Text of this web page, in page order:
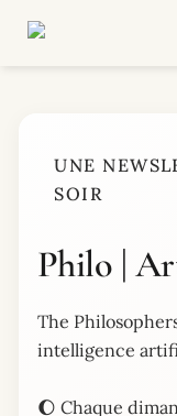
UNE
SOIR
Philo |
The
intelligence
🌔 Chaque